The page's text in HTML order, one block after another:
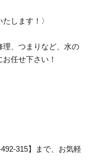
します！〉
、つまりなど、水の
任せ下さい！
315】まで、お気軽